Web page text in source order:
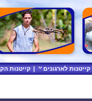
קייטנות לארגונים קייטנות